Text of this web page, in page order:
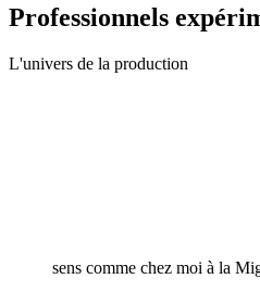
Professionnels
L'univers de la production
sens comme chez moi à la